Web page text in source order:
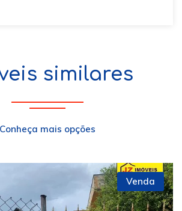
similares
Conheça mais opções
Venda